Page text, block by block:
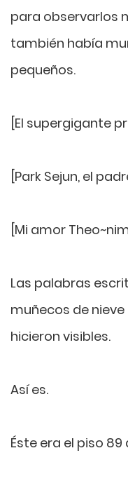
para observarlos
también había
pequeños.
[El supergigante
[Park Sejun, el
[Mi amor
Las palabras
muñecos de
hicieron visibles.
Así es.
Éste era el piso 89